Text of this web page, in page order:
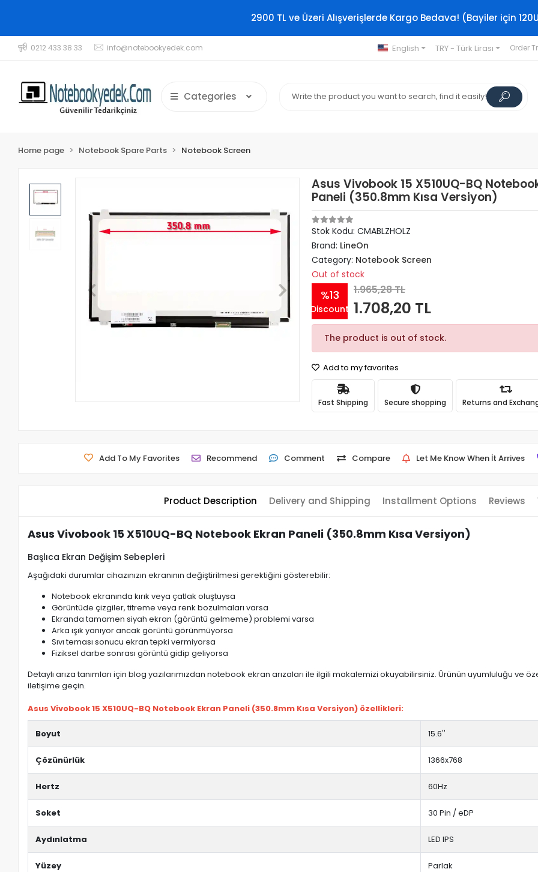
2900 TL ve Üzeri Alışverişlerde Kargo Bedava! (Bayiler için
0212 433 38 33 info@notebookyedek.com English TRY - Türk Lirası Order
Categories
Home page Notebook Spare Parts Notebook Screen
Asus Vivobook 15 X510UQ-BQ
Paneli (350.8mm Kısa Versiyon)
Stok Kodu: CMABLZHOLZ
Brand: LineOn
Category: Notebook Screen
Out of stock
%13
Discount
1.965,28 TL
1.708,20 TL
The product is out of stock.
Add to my favorites
Fast Shipping Secure shopping Returns and
Add To My Favorites Recommend Comment Compare Let Me Know When İt Arrives
Product Description Delivery and Shipping Installment Options Reviews
Asus Vivobook 15 X510UQ-BQ Notebook Ekran Paneli (350.8mm Kısa Versiyon)
Başlıca Ekran Değişim Sebepleri
Aşağıdaki durumlar cihazınızın ekranının değiştirilmesi gerektiğini gösterebilir:
Notebook ekranında kırık veya çatlak oluştuysa
Görüntüde çizgiler, titreme veya renk bozulmaları varsa
Ekranda tamamen siyah ekran (görüntü gelmeme) problemi varsa
Arka ışık yanıyor ancak görüntü görünmüyorsa
Sıvı teması sonucu ekran tepki vermiyorsa
Fiziksel darbe sonrası görüntü gidip geliyorsa
Detaylı arıza tanımları için blog yazılarımızdan notebook ekran arızaları ile ilgili makalemizi okuyabilirsiniz. Ürünün uyumluluğu
iletişime geçin.
Asus Vivobook 15 X510UQ-BQ Notebook Ekran Paneli (350.8mm Kısa Versiyon) özellikleri:
Boyut 15.6''
Çözünürlük 1366x768
Hertz 60Hz
Soket 30 Pin / eDP
Aydınlatma LED IPS
Yüzey Parlak